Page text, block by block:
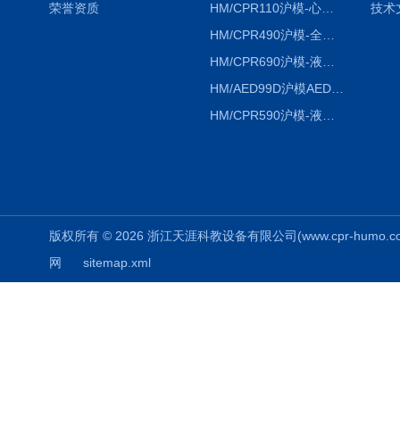
荣誉资质
HM/CPR110沪模-心肺复苏模拟人胸外按压急救教学模型
HM/AED99D沪模AED99D自动体外除颤训练仪
技术
版权所有 © 2026 浙江天涯科教设备有限公司(www.cpr-
网
sitemap.xml